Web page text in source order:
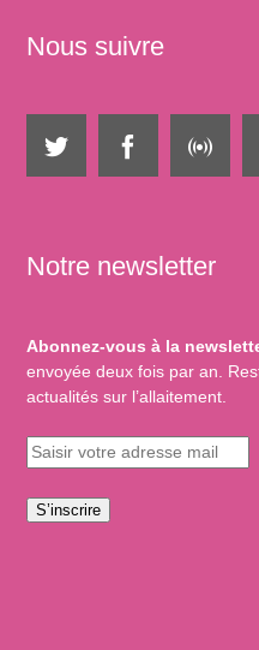
Nous suivre
Notre newsletter
Abonnez-vous à la
envoyée deux fois par an.
actualités sur l’allaitement.
S’inscrire